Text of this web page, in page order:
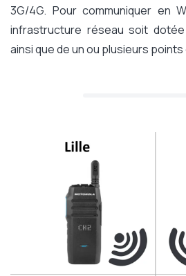
3G/4G. Pour communiquer en
infrastructure réseau soit
ainsi que de un ou plusieurs